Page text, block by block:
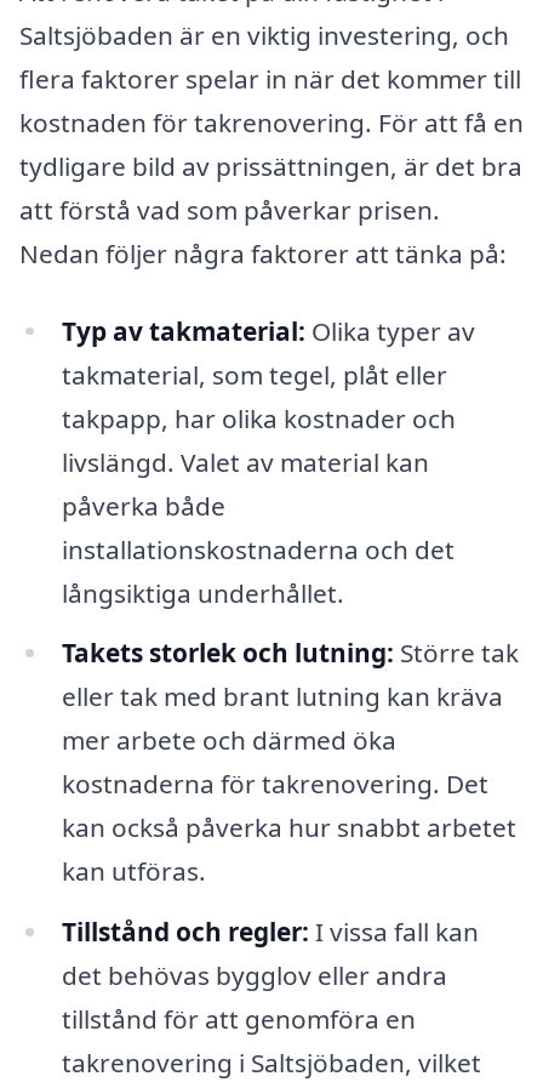
Saltsjöbaden är en viktig investering, och
flera faktorer spelar in när det kommer till
kostnaden för takrenovering. För att få en
tydligare bild av prissättningen, är det bra
att förstå vad som påverkar prisen.
Nedan följer några faktorer att tänka på:
Typ av takmaterial: Olika typer av
takmaterial, som tegel, plåt eller
takpapp, har olika kostnader och
livslängd. Valet av material kan
påverka både
installationskostnaderna och det
långsiktiga underhållet.
Takets storlek och lutning: Större tak
eller tak med brant lutning kan kräva
mer arbete och därmed öka
kostnaderna för takrenovering. Det
kan också påverka hur snabbt arbetet
kan utföras.
Tillstånd och regler: I vissa fall kan
det behövas bygglov eller andra
tillstånd för att genomföra en
takrenovering i Saltsjöbaden, vilket